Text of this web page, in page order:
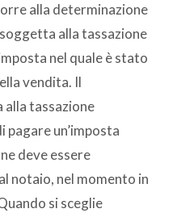
alla determinazione
alla tassazione
nel quale è stato
vendita. Il
tassazione
pagare un’imposta
deve essere
notaio, nel momento in
si sceglie